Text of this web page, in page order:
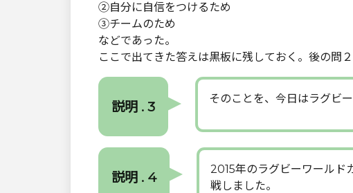
②自分に自信をつけるため
③チームのため
などであった。
ここで出てきた答えは黒板に残しておく。後の問
説明 . 3 そのことを、今日はラグビー
説明 . 4
2015年のラグビーワールド
戦しました。